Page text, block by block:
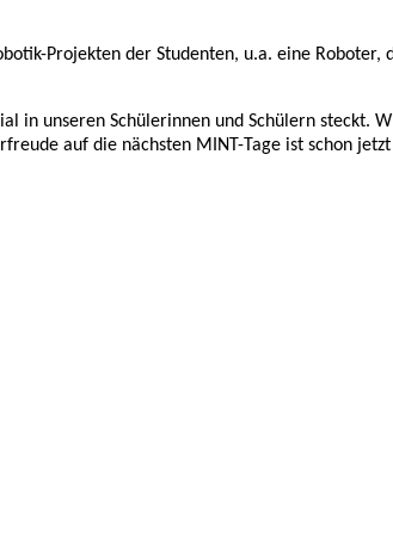
Projekten der Studenten, u.a. eine
in unseren Schülerinnen und Schülern steckt.
auf die nächsten MINT-Tage ist schon